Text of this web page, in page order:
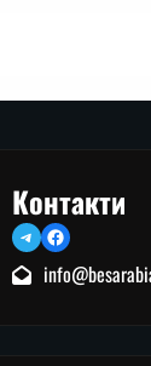
Контакти
TelegramFacebook